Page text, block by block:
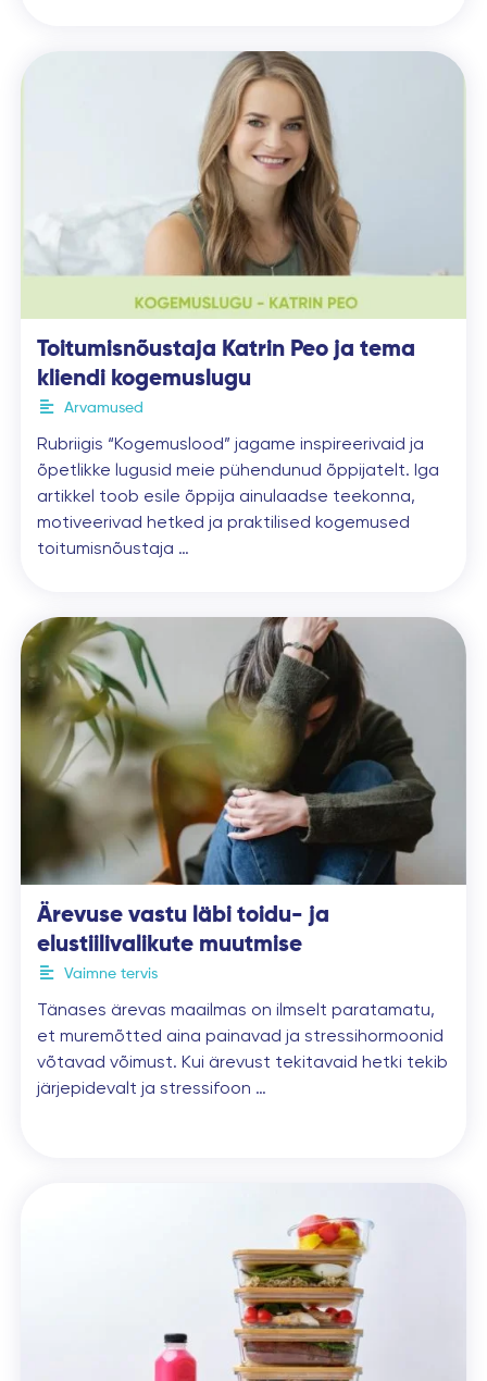
Toitumisnõustaja Katrin Peo ja tema
kliendi kogemuslugu
Arvamused
Rubriigis “Kogemuslood” jagame inspireerivaid ja
õpetlikke lugusid meie pühendunud õppijatelt. Iga
artikkel toob esile õppija ainulaadse teekonna,
motiveerivad hetked ja praktilised kogemused
toitumisnõustaja …
Ärevuse vastu läbi toidu- ja
elustiilivalikute muutmise
Vaimne tervis
Tänases ärevas maailmas on ilmselt paratamatu,
et muremõtted aina painavad ja stressihormoonid
võtavad võimust. Kui ärevust tekitavaid hetki tekib
järjepidevalt ja stressifoon …